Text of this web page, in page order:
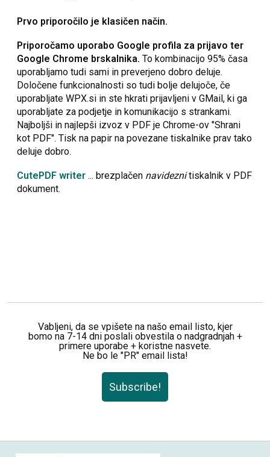
Prvo priporočilo je klasičen način.
Priporočamo uporabo Google profila za prijavo ter
Google Chrome brskalnika. To kombinacijo 95% časa
uporabljamo tudi sami in preverjeno dobro deluje.
Določene funkcionalnosti so tudi bolje delujoče, če
uporabljate WPX.si in ste hkrati prijavljeni v GMail, ki ga
uporabljate za podjetje in komunikacijo s strankami.
Najboljši in najlepši izvoz v PDF je Chrome-ov "Shrani
kot PDF". Tisk na papir na povezane tiskalnike prav tako
deluje dobro.
CutePDF writer ... brezplačen navideznitiskalnik v PDF
dokument.
Vabljeni, da se vpišete na našo email listo, kjer
bomo na 7-14 dni poslali obvestila o nadgradnjah +
primere uporabe + koristne nasvete.
Ne bo le "PR" email lista!
Subscribe!